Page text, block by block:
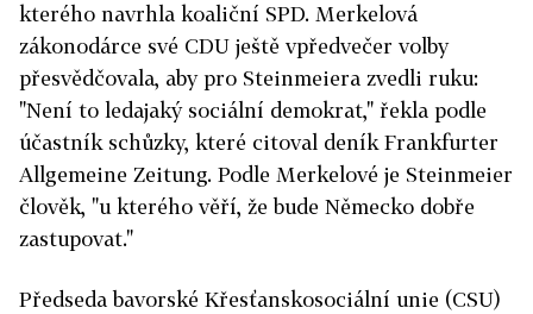
kterého navrhla koaliční SPD. Merkelová
zákonodárce své CDU ještě vpředvečer volby
přesvědčovala, aby pro Steinmeiera zvedli ruku:
"Není to ledajaký sociální demokrat," řekla podle
účastník schůzky, které citoval deník Frankfurter
Allgemeine Zeitung. Podle Merkelové je Steinmeier
člověk, "u kterého věří, že bude Německo dobře
zastupovat."
Předseda bavorské Křesťanskosociální unie (CSU)